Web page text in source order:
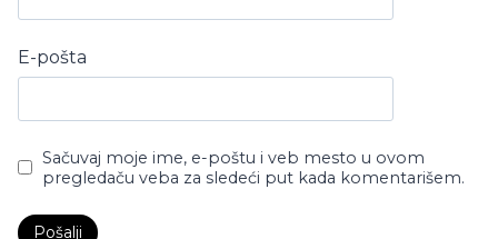
E-pošta
Sačuvaj moje ime, e-poštu i veb mesto u ovom
pregledaču veba za sledeći put kada komentarišem.